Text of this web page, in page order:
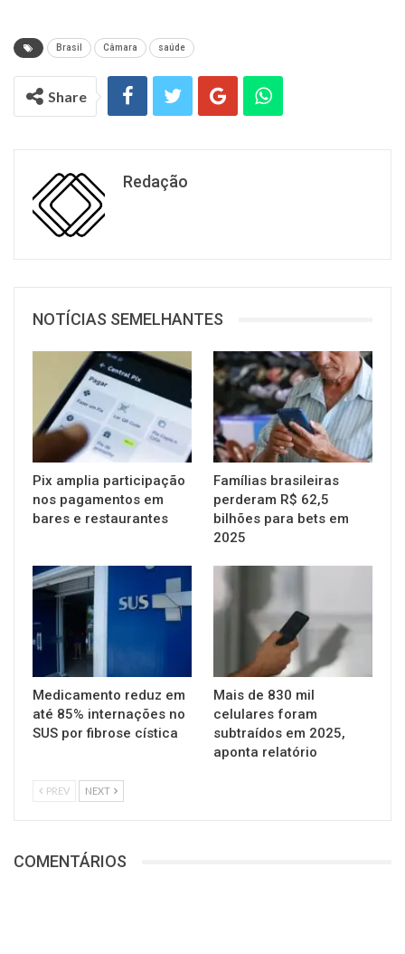
Brasil Câmara saúde
Share
Redação
NOTÍCIAS SEMELHANTES
Pix amplia participação
nos pagamentos em
bares e restaurantes
Famílias brasileiras
perderam R$ 62,5
bilhões para bets em
2025
Medicamento reduz em
até 85% internações no
SUS por fibrose cística
Mais de 830 mil
celulares foram
subtraídos em 2025,
aponta relatório
PREV NEXT
COMENTÁRIOS